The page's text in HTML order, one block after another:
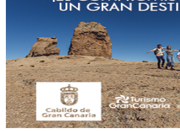
Gato manso encontrado
Este gato macho ha aparecido en la calle hace menos
manso y extremadamente cari...
Leales.org » Gran Canaria | 9.7.2025